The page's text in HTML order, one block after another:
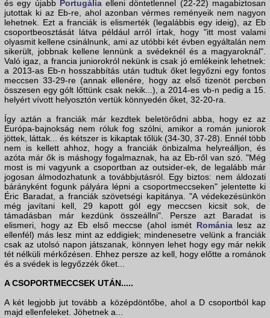
és egy újabb Portugáliaelleni döntetlennel (22-22) magabiztosan
jutottak ki az Eb-re, ahol azonban vérmes reményeik nem nagyon
lehetnek. Ezt a franciák is elismerték (legalábbis egy ideig), az Eb
csoportbeosztását látva például arról írtak, hogy "itt most valami
olyasmit kellene csinálnunk, ami az utóbbi két évben egyáltalán nem
sikerült, jobbnak kellene lennünk a svédeknél és a magyaroknál".
Való igaz, a francia juniorokról nekünk is csak jó emlékeink lehetnek:
a 2013-as Eb-n hosszabbítás után tudtuk őket legyőzni egy fontos
meccsen 33-29-re (annak ellenére, hogy az első tizenöt percben
összesen egy gólt lőttünk csak nekik...), a 2014-es vb-n pedig a 15.
helyért vívott helyosztón vertük könnyedén őket, 32-20-ra.
Így aztán a franciák már kezdtek beletörődni abba, hogy ez az
Európa-bajnokság nem róluk fog szólni, amikor a román juniorok
jöttek, láttak... és kétszer is kikaptak tőlük (34-30, 37-28). Ennél több
nem is kellett ahhoz, hogy a franciák önbizalma helyreálljon, és
azóta már ők is máshogy fogalmaznak, ha az Eb-ről van szó. "Még
most is mi vagyunk a csoportban az outsider-ek, de legalább már
jogosan álmodozhatunk a továbbjutásról. Egy biztos: nem áldozati
bárányként fogunk pályára lépni a csoportmeccseken" jelentette ki
Éric Baradat, a franciák szövetségi kapitánya. "A védekezésünkön
még javítani kell, 29 kapott gól egy meccsen kicsit sok, de
támadásban már kezdünk összeállni". Persze azt Baradat is
elismeri, hogy az Eb első meccse (ahol ismét Románialesz az
ellenfél) más lesz mint az eddigiek; mindenesetre velünk a franciák
csak az utolsó napon játszanak, könnyen lehet hogy egy már nekik
tét nélküli mérkőzésen. Ehhez persze az kell, hogy előtte a románok
és a svédek is legyőzzék őket...
A CSOPORTMECCSEK UTÁN.....
A két legjobb jut tovább a középdöntőbe, ahol a D csoportból kap
majd ellenfeleket. Jöhetnek a...